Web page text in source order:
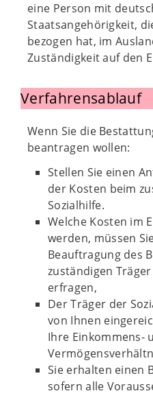
eine Person mit
Staatsangehörigkeit,
bezogen hat, im
Zuständigkeit auf den
Verfahrensablauf
Wenn Sie die
beantragen wollen:
Stellen Sie einen
der Kosten beim
Sozialhilfe.
Welche Kosten im
werden, müssen
Beauftragung des
zuständigen
erfragen,
Der Träger der
von Ihnen
Ihre Einkommens-
Sie erhalten einen
sofern alle